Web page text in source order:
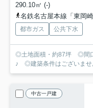
290.10㎡ (-)
名鉄名古屋本線「東岡崎」
都市ガス 公共下水
◎土地面積・約87坪 ◎間口
♪ ◎建築条件はございませ
中古一戸建